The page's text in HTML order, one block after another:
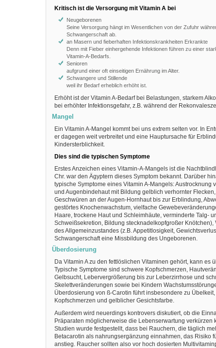
Kritisch ist die Versorgung mit Vitamin A bei
Neugeborenen
Seine Versorgung hängt im Wesentlichen von der Zufuhr
Schwangerschaft ab.
an Masern und fieberhaften Infektionskrankheiten Erkrankte
Denn mit Fieber einhergehende Infektionen führen zu einer
Vitamin-A-Bedarfs.
Senioren
aufgrund einer oft einseitigen Ernährung im Alter.
Schwangere und Stillende
weil ihr Bedarf erheblich erhöht ist.
Erhöht ist der Vitamin A-Bedarf bei Belastungen, starkem
bei erhöhter Infektionsgefahr, z.B. während der
Mangel
Ein Vitamin A-Mangel kommt bei uns extrem selten vor. In
er dagegen weit verbreitet und eine Hauptursache für
Kindersterblichkeit.
Dies sind die typischen Symptome
Erstes Anzeichen eines Vitamin-A-Mangels ist die
Chr. war den Ägyptern dieses Symptom bekannt. Darüber
typische Symptome eines Vitamin A-Mangels: Austrocknung
und Augenbindehaut mit Bildung gelblich verhornter
Geschwüren an der Augen-Hornhaut bis zur Erblindung,
gestörtes Knochenwachstum, vielfache
Haare, trockene Haut und Schleimhäute, verminderte Talg-
Schweißsekretion, Bildung stecknadelkopfgroßer Knötchen),
des Allgemeinzustandes (z.B. Appetitlosigkeit,
Schwangerschaft eine Missbildung des Ungeborenen.
Überdosierung
Da Vitamin A zu den fettlöslichen Vitaminen gehört, kann es
Typische Symptome sind schwere Kopfschmerzen,
Gelbsucht, Lebervergrößerung bis zur Leberzirrhose und
Skelettveränderungen sowie bei Kindern
Überdosierung von ß-Carotin führt insbesondere zu
Kopfschmerzen und gelblicher Gesichtsfarbe.
Außerdem wird neuerdings kontrovers diskutiert, ob die
Präparaten möglicherweise die Lebenserwartung verkürzen
Studien wurde festgestellt, dass bei Rauchern, die täglich
Betacarotin als nahrungsergänzung einnahmen, das Risiko
anstieg. Raucher sollten also vor hoch dosierten